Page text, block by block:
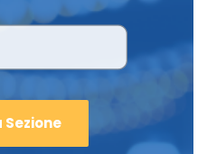
Sezione